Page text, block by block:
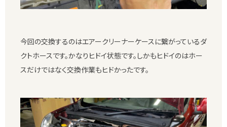
今回の交換するのはエアークリーナーケースに繋がっているダ
クトホースです。かなりヒドイ状態です。しかもヒドイのはホー
スだけではなく交換作業もヒドかったです。